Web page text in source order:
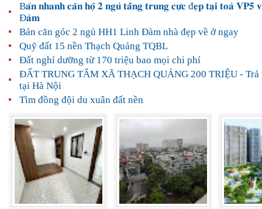
B𝐚́𝐧 𝐧𝐡𝐚𝐧𝐡 𝐜𝐚̆𝐧 𝐡𝐨̣̂ 𝟐 𝐧𝐠𝐮̉ 𝐭𝐚̂̀𝐧𝐠 𝐭𝐫𝐮𝐧𝐠 𝐜𝐮̛̣𝐜 đ𝐞̣𝐩 𝐭𝐚̣𝐢 𝐭𝐨𝐚̀ 𝐕𝐏𝟓
Đ𝐚̀𝐦
Bán căn góc 2 ngủ HH1 Linh Đàm nhà đẹp về ở ngay
Quỹ đất 15 nền Thạch Quảng TQBL
Đất nghỉ dưỡng từ 170 triệu bao mọi chi phí
ĐẤT TRUNG TÂM XÃ THẠCH QUẢNG 200 TRIỆU - Trả
tại Hà Nội
Tìm đồng đội du xuân đất nền